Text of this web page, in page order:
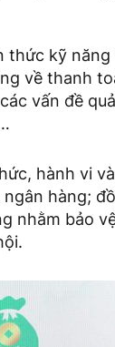
thức kỹ
về thanh
vấn đề
hành vi
hàng;
nhằm bảo